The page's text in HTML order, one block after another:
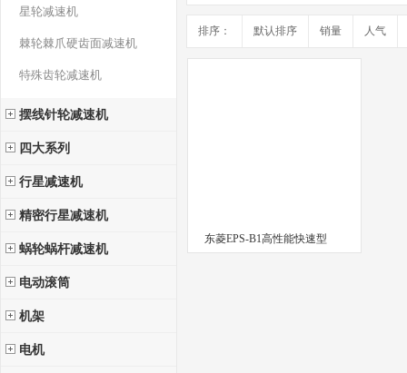
星轮减速机
棘轮棘爪硬齿面减速机
特殊齿轮减速机
摆线针轮减速机
四大系列
行星减速机
精密行星减速机
蜗轮蜗杆减速机
电动滚筒
机架
电机
排序： 默认排序 销量 人气
东菱EPS-B1高性能快速型